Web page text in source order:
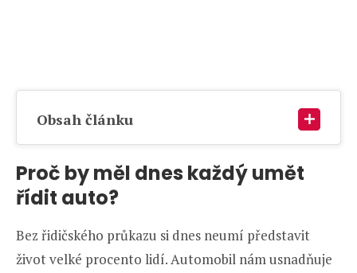
Obsah článku
Proč by měl dnes každý umět
řídit auto?
Bez řidičského průkazu si dnes neumí představit
život velké procento lidí. Automobil nám usnadňuje